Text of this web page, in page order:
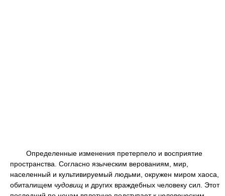
Определенные изменения претерпело и восприятие
пространства. Согласно языческим верованиям, мир,
населенный и культивируемый людьми, окружен миром хаоса,
обиталищем чудовищ и других враждебных человеку сил. Этот